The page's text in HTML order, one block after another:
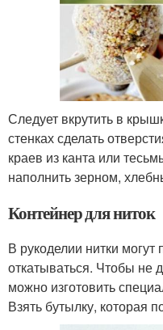
Следует вкрутить в
стенках сделать
краев из канта или
наполнить зерном,
Контейнер для ниток
В рукоделии нитки могут
откатываться. Чтобы не
можно изготовить
Взять бутылку, которая